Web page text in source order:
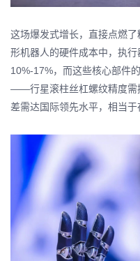
这场爆发式增长，直接点燃
形机器人的硬件成本中，执
10%-17%，而这些核心部件
——行星滚柱丝杠螺纹精度需
差需达国际领先水平，相当于